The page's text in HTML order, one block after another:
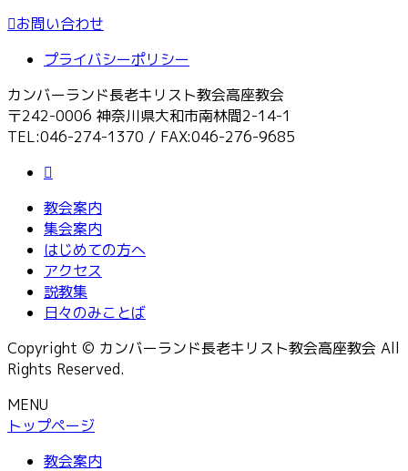
お問い合わせ
プライバシーポリシー
カンバーランド長老キリスト教会高座教会
〒242-0006 神奈川県大和市南林間2-14-1
TEL:046-274-1370 / FAX:046-276-9685
教会案内
集会案内
はじめての方へ
アクセス
説教集
日々のみことば
Copyright © カンバーランド長老キリスト教会高座教会 All
Rights Reserved.
MENU
トップページ
教会案内